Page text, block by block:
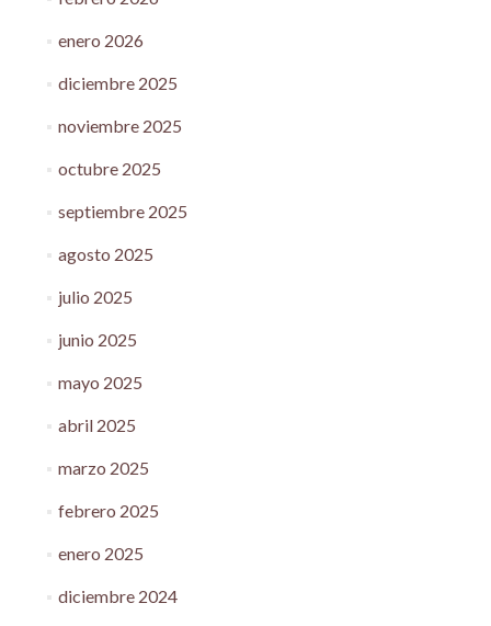
enero 2026
diciembre 2025
noviembre 2025
octubre 2025
septiembre 2025
agosto 2025
julio 2025
junio 2025
mayo 2025
abril 2025
marzo 2025
febrero 2025
enero 2025
diciembre 2024